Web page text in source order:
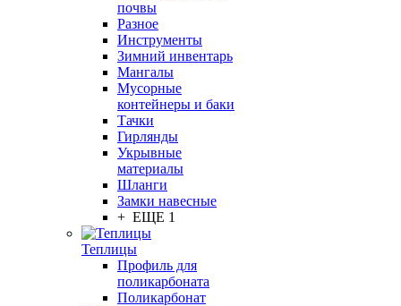
почвы
Разное
Инструменты
Зимний инвентарь
Мангалы
Мусорные
контейнеры и баки
Тачки
Гирлянды
Укрывные
материалы
Шланги
Замки навесные
+ ЕЩЕ 1
Теплицы
Профиль для
поликарбоната
Поликарбонат